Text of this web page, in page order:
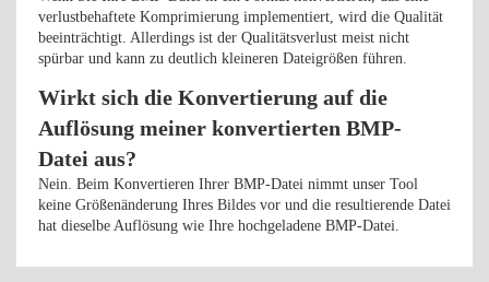
verlustbehaftete Komprimierung implementiert, wird die Qualität
beeinträchtigt. Allerdings ist der Qualitätsverlust meist nicht
spürbar und kann zu deutlich kleineren Dateigrößen führen.
Wirkt sich die Konvertierung auf die
Auflösung meiner konvertierten BMP-
Datei aus?
Nein. Beim Konvertieren Ihrer BMP-Datei nimmt unser Tool
keine Größenänderung Ihres Bildes vor und die resultierende Datei
hat dieselbe Auflösung wie Ihre hochgeladene BMP-Datei.